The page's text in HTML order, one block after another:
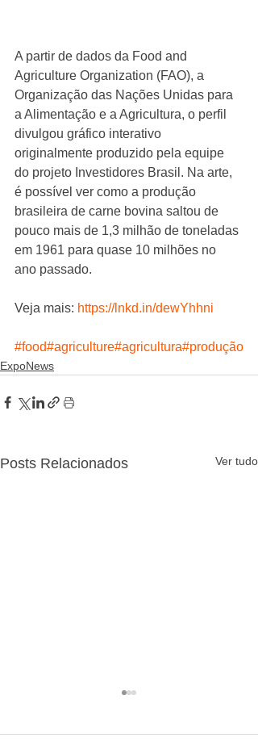
A partir de dados da Food and
Agriculture Organization (FAO), a
Organização das Nações Unidas para
a Alimentação e a Agricultura, o perfil
divulgou gráfico interativo
originalmente produzido pela equipe
do projeto Investidores Brasil. Na arte,
é possível ver como a produção
brasileira de carne bovina saltou de
pouco mais de 1,3 milhão de toneladas
em 1961 para quase 10 milhões no
ano passado.
Veja mais: https://lnkd.in/dewYhhni
#food#agriculture#agricultura#produção
ExpoNews
Posts Relacionados Ver tudo